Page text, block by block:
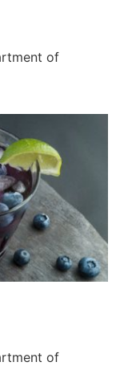
of
of